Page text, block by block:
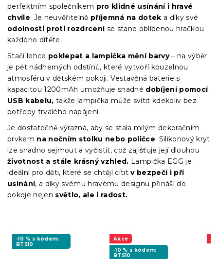
perfektním společníkem pro klidné usínání i hravé
chvíle. Je neuvěřitelně příjemná na dotek a díky své
odolnosti proti rozdrceníse stane oblíbenou hračkou
každého dítěte.
Stačí lehce poklepat a lampička mění barvy– na výběr
je pět nádherných odstínů, které vytvoří kouzelnou
atmosféru v dětském pokoji. Vestavěná baterie s
kapacitou 1200mAh umožňuje snadné dobíjení pomocí
USB kabelu, takže lampička může svítit kdekoliv bez
potřeby trvalého napájení.
Je dostatečně výrazná, aby se stala milým dekoračním
prvkem na nočním stolku nebo poličce. Silikonový kryt
lze snadno sejmout a vyčistit, což zajišťuje její dlouhou
životnost a stále krásný vzhled. Lampička EGG je
ideální pro děti, které se chtějí cítitv bezpečí i při
usínání, a díky svému hravému designu přináší do
pokoje nejen světlo, ale i radost.
-10 % s kódem:
BTS10
Akce
-10 % s kódem:
BTS10